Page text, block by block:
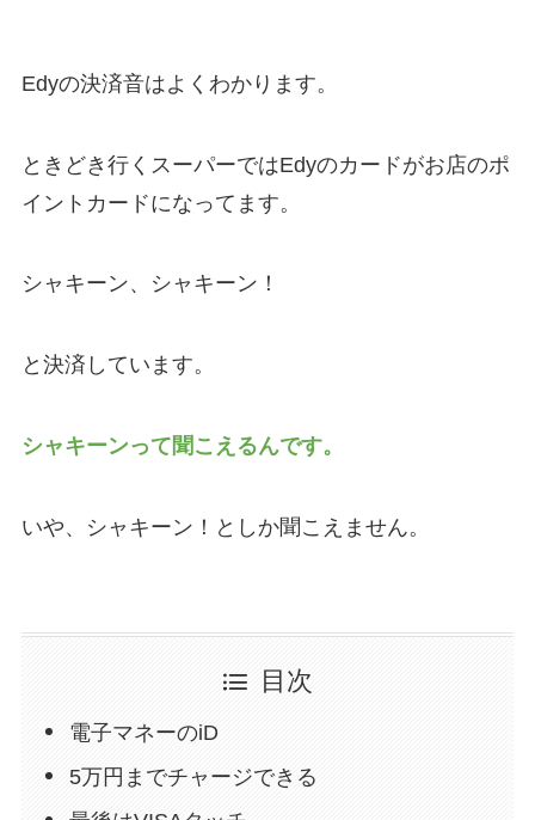
Edyの決済音はよくわかります。
ときどき行くスーパーではEdyのカードがお店のポ
イントカードになってます。
シャキーン、シャキーン！
と決済しています。
シャキーンって聞こえるんです。
いや、シャキーン！としか聞こえません。
目次
電子マネーのiD
5万円までチャージできる